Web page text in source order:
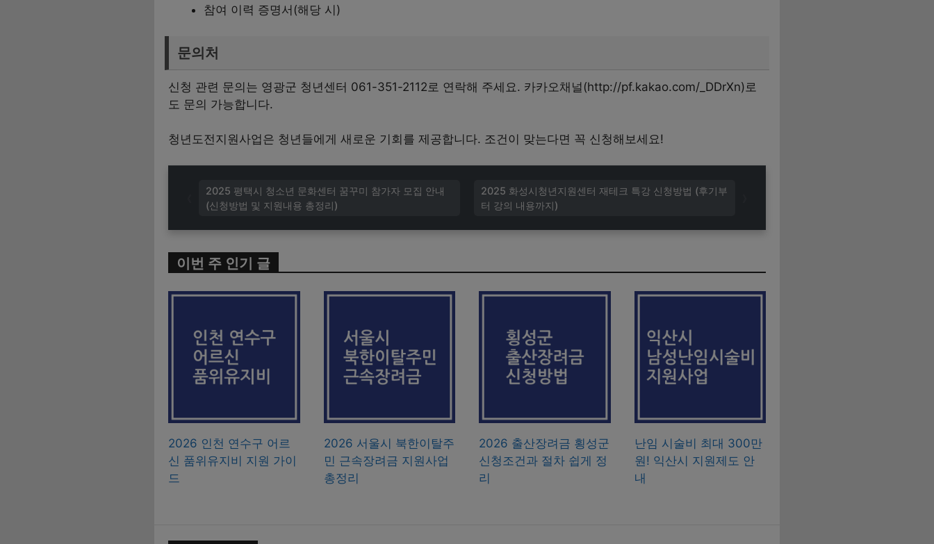
참여 이력 증명서(해당 시)
문의처
신청 관련 문의는 영광군 청년센터 061-351-2112로 연락해 주세요. 카카오채널(http://pf.kakao.com/_DDrXn)로
도 문의 가능합니다.
청년도전지원사업은 청년들에게 새로운 기회를 제공합니다. 조건이 맞는다면 꼭 신청해보세요!
2025 화성시청년지원센터 재테크 특강 신청방법 (후기부
터 강의 내용까지)
2025 평택시 청소년 문화센터 꿈꾸미 참가자 모집 안내
(신청방법 및 지원내용 총정리)
이번 주 인기 글
2026 인천 연수구 어르
신 품위유지비 지원 가이
드
2026 서울시 북한이탈주
민 근속장려금 지원사업
총정리
2026 출산장려금 횡성군
신청조건과 절차 쉽게 정
리
난임 시술비 최대 300만
원! 익산시 지원제도 안
내